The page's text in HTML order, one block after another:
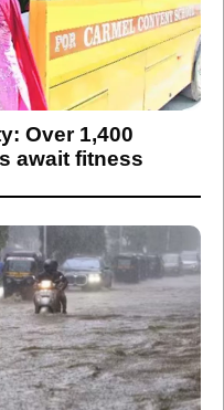
Over 1,400
await fitness